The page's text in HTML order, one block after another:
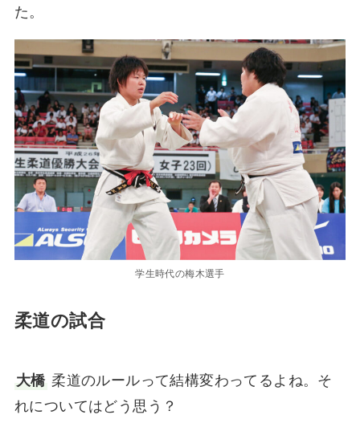
た。
学生時代の梅木選手
柔道の試合
大橋 柔道のルールって結構変わってるよね。そ
れについてはどう思う？